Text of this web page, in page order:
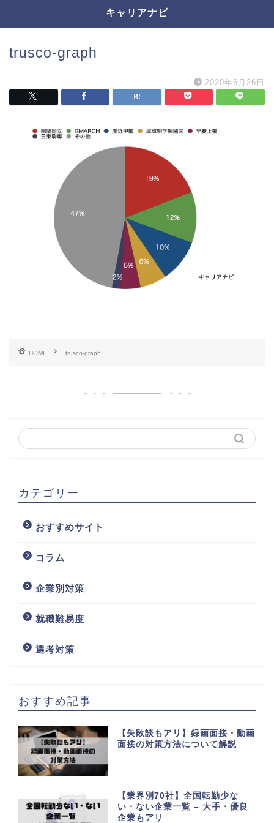
キャリアナビ
trusco-graph
2020年6月26日
HOME trusco-graph
カテゴリー
おすすめサイト
コラム
企業別対策
就職難易度
選考対策
おすすめ記事
【失敗談もアリ】録画面接・動画
面接の対策方法について解説
【業界別70社】全国転勤少な
い・ない企業一覧 – 大手・優良
企業もアリ